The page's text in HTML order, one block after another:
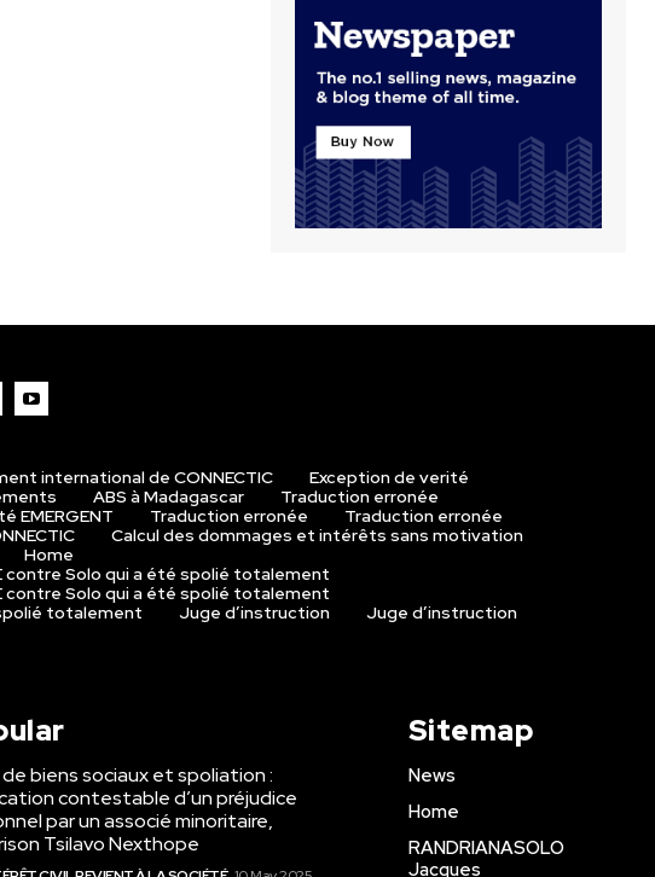
international de CONNECTIC
Exception de verité
ABS à Madagascar
Traduction erronée
EMERGENT
Traduction erronée
Traduction erronée
Calcul des dommages et intérêts sans motivation
Home
contre Solo qui a été spolié totalement
contre Solo qui a été spolié totalement
totalement
Juge d’instruction
Juge d’instruction
biens sociaux et spoliation :
contestable d’un préjudice
par un associé minoritaire,
Tsilavo Nexthope
Sitemap
News
Home
RANDRIANASOLO
Jacques